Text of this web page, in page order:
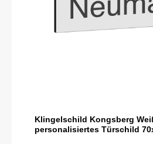
Klingelschild Kongsberg
personalisiertes Türschild